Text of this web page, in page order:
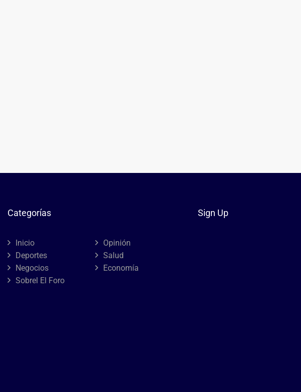
Categorías
Inicio
Opinión
Deportes
Salud
Negocios
Economía
Sobrel El Foro
Sign Up